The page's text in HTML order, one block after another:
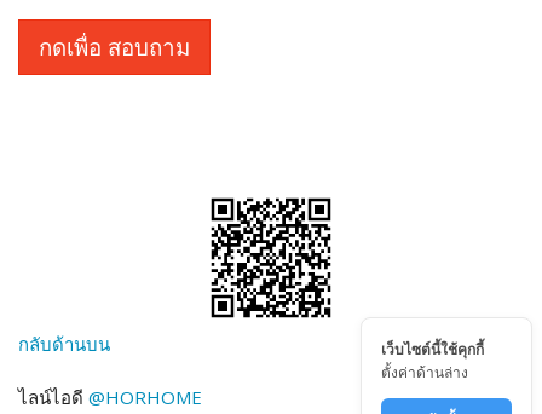
กดเพื่อ สอบถาม
กลับด้านบน
ไลน์ไอดี @HORHOME
เว็บไซต์นี้ใช้คุกกี้
ตั้งค่าด้านล่าง